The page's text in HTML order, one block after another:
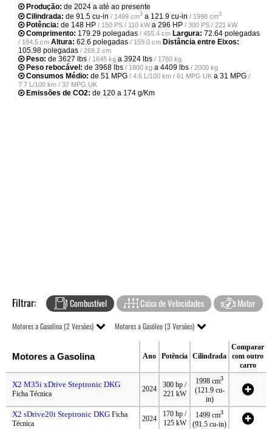
Produção: de 2024 a até ao presente
Cilindrada: de 91.5 cu-in / 1499 cm3 a 121.9 cu-in / 1998 cm3
Potência: de 148 HP / 150 PS / 110 kWa 296 HP / 300 PS / 221 kW
Comprimento: 179.29 polegadas / 455.4 cm Largura: 72.64 polegadas
/ 184.5 cm Altura: 62.6 polegadas / 159.0 cm Distância entre Eixos:
105.98 polegadas / 269.2 cm
Peso: de 3627 lbs / 1645 kg a 3924 lbs / 1780 kg
Peso rebocável: de 3968 lbs / 1800 kg a 4409 lbs / 2000 kg
Consumos Médio: de 51 MPG / 4.6 L/100 km / 61 MPG UK a 31 MPG /
7.7 L/100 km / 37 MPG UK
Emissões de CO2: de 120 a 174 g/Km
Filtrar: Combustível Caixa de Velocidades Motor
Motores a Gasolina (2 Versões) Motores a Gasóleo (3 Versões)
Motores a Gasolina Ano Potência Cilindrada
Comparar
com outro
carro
X2 M35i xDrive Steptronic DKG
Ficha Técnica
2024
300 hp /
221 kW
1998 cm3
(121.9 cu-
in)
X2 sDrive20i Steptronic DKG Ficha
Técnica
2024
170 hp /
125 kW
1499 cm3
(91.5 cu-in)